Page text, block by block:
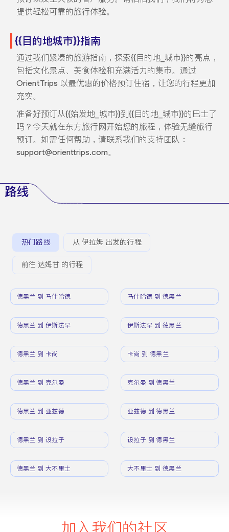
提供轻松可靠的旅行体验。
{{目的地城市}}指南
通过我们紧凑的旅游指南，探索{{目的地_城市}}的亮点，
包括文化景点、美食体验和充满活力的集市。通过
OrientTrips 以最优惠的价格预订住宿，让您的行程更加
充实。
准备好预订从{{始发地_城市}}到{{目的地_城市}}的巴士了
吗？今天就在东方旅行网开始您的旅程，体验无缝旅行
预订。如需任何帮助，请联系我们的支持团队：
support@orienttrips.com。
路线
热门路线 从 伊拉姆 出发的行程
前往 达姆甘 的行程
德黑兰 到 马什哈德 马什哈德 到 德黑兰
德黑兰 到 伊斯法罕 伊斯法罕 到 德黑兰
德黑兰 到 卡尚 卡尚 到 德黑兰
德黑兰 到 克尔曼 克尔曼 到 德黑兰
德黑兰 到 亚兹德 亚兹德 到 德黑兰
德黑兰 到 设拉子 设拉子 到 德黑兰
德黑兰 到 大不里士 大不里士 到 德黑兰